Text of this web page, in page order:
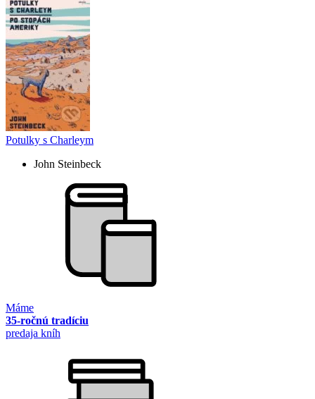
Potulky s Charleym
John Steinbeck
Máme
35-ročnú tradíciu
predaja kníh